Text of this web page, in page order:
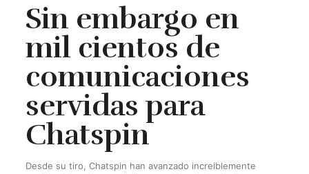
Sin embargo en
mil cientos de
comunicaciones
servidas para
Chatspin
Desde su tiro, Chatspin han avanzado increiblemente